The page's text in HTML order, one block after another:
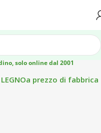
solo online dal 2001
prezzo di fabbrica